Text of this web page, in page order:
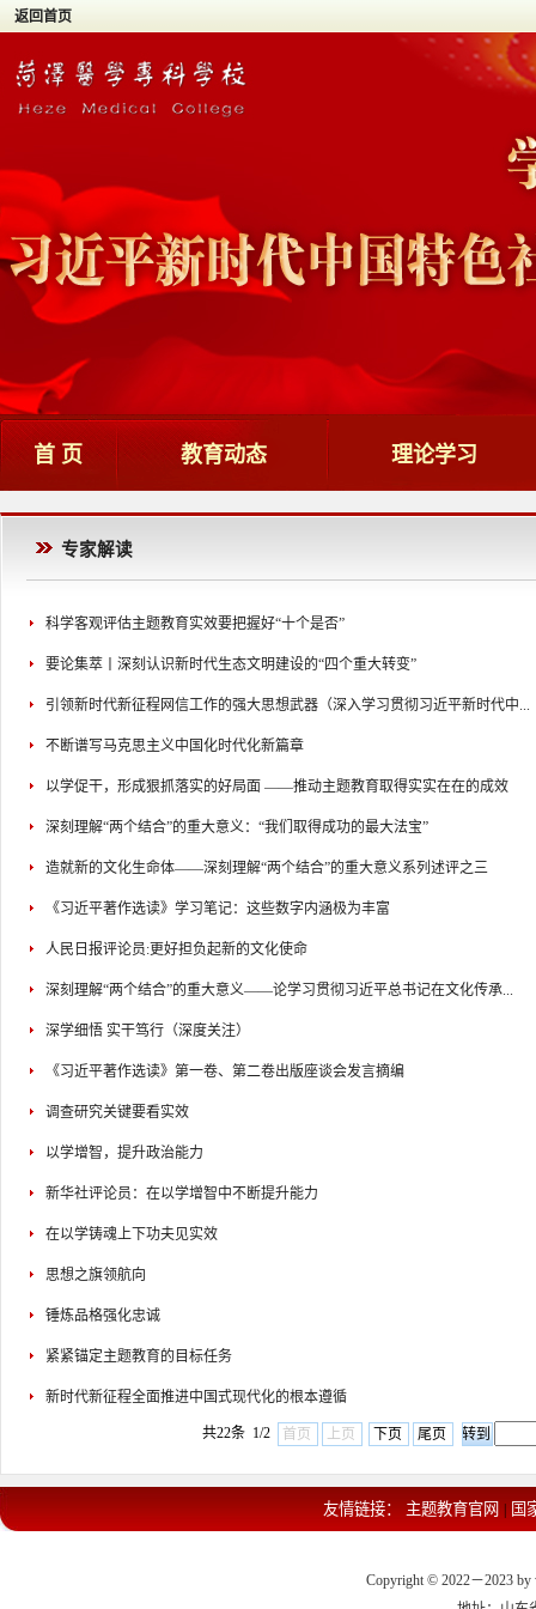
返回首页
首 页 教育动态 理论学习
专家解读
科学客观评估主题教育实效要把握好“十个是否”
要论集萃丨深刻认识新时代生态文明建设的“四个重大转变”
引领新时代新征程网信工作的强大思想武器（深入学习贯彻习近平新时代中...
不断谱写马克思主义中国化时代化新篇章
以学促干，形成狠抓落实的好局面 ——推动主题教育取得实实在在的成效
深刻理解“两个结合”的重大意义：“我们取得成功的最大法宝”
造就新的文化生命体——深刻理解“两个结合”的重大意义系列述评之三
《习近平著作选读》学习笔记：这些数字内涵极为丰富
人民日报评论员:更好担负起新的文化使命
深刻理解“两个结合”的重大意义——论学习贯彻习近平总书记在文化传承...
深学细悟 实干笃行（深度关注）
《习近平著作选读》第一卷、第二卷出版座谈会发言摘编
调查研究关键要看实效
以学增智，提升政治能力
新华社评论员：在以学增智中不断提升能力
在以学铸魂上下功夫见实效
思想之旗领航向
锤炼品格强化忠诚
紧紧锚定主题教育的目标任务
新时代新征程全面推进中国式现代化的根本遵循
共22条 1/2 首页 上页 下页 尾页
友情链接： 主题教育官网 国
Copyright © 2022－2023 by